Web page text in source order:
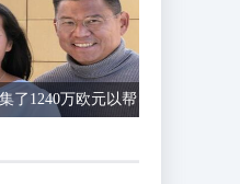
了1240万欧元以帮